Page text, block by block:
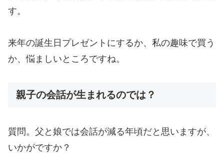
す。
来年の誕生日プレゼントにするか、私の趣味で買う
か、悩ましいところですね。
親子の会話が生まれるのでは？
質問。父と娘では会話が減る年頃だと思いますが、
いかがですか？